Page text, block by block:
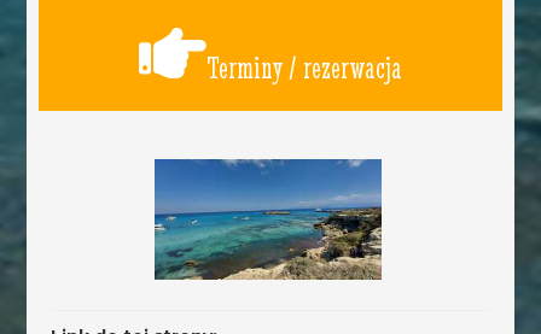
Terminy / rezerwacja